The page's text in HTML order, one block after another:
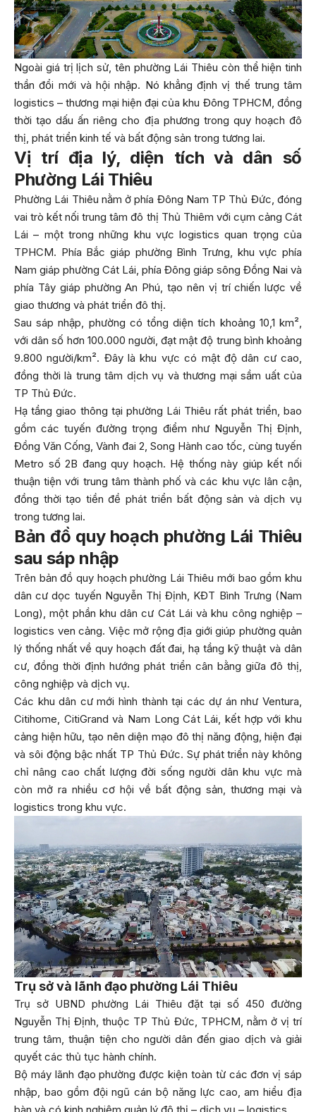
Ngoài giá trị lịch sử, tên phường Lái Thiêu còn thể hiện tinh
thần đổi mới và hội nhập. Nó khẳng định vị thế trung tâm
logistics – thương mại hiện đại của khu Đông TPHCM, đồng
thời tạo dấu ấn riêng cho địa phương trong quy hoạch đô
thị, phát triển kinh tế và bất động sản trong tương lai.
Vị trí địa lý, diện tích và dân số
Phường Lái Thiêu
Phường Lái Thiêu nằm ở phía Đông Nam TP Thủ Đức, đóng
vai trò kết nối trung tâm đô thị Thủ Thiêm với cụm cảng Cát
Lái – một trong những khu vực logistics quan trọng của
TPHCM. Phía Bắc giáp phường Bình Trưng, khu vực phía
Nam giáp phường Cát Lái, phía Đông giáp sông Đồng Nai và
phía Tây giáp phường An Phú, tạo nên vị trí chiến lược về
giao thương và phát triển đô thị.
Sau sáp nhập, phường có tổng diện tích khoảng 10,1 km²,
với dân số hơn 100.000 người, đạt mật độ trung bình khoảng
9.800 người/km². Đây là khu vực có mật độ dân cư cao,
đồng thời là trung tâm dịch vụ và thương mại sầm uất của
TP Thủ Đức.
Hạ tầng giao thông tại phường Lái Thiêu rất phát triển, bao
gồm các tuyến đường trọng điểm như Nguyễn Thị Định,
Đồng Văn Cống, Vành đai 2, Song Hành cao tốc, cùng tuyến
Metro số 2B đang quy hoạch. Hệ thống này giúp kết nối
thuận tiện với trung tâm thành phố và các khu vực lân cận,
đồng thời tạo tiền đề phát triển bất động sản và dịch vụ
trong tương lai.
Bản đồ quy hoạch phường Lái Thiêu
sau sáp nhập
Trên bản đồ quy hoạch phường Lái Thiêu mới bao gồm khu
dân cư dọc tuyến Nguyễn Thị Định, KĐT Bình Trưng (Nam
Long), một phần khu dân cư Cát Lái và khu công nghiệp –
logistics ven cảng. Việc mở rộng địa giới giúp phường quản
lý thống nhất về quy hoạch đất đai, hạ tầng kỹ thuật và dân
cư, đồng thời định hướng phát triển cân bằng giữa đô thị,
công nghiệp và dịch vụ.
Các khu dân cư mới hình thành tại các dự án như Ventura,
Citihome, CitiGrand và Nam Long Cát Lái, kết hợp với khu
cảng hiện hữu, tạo nên diện mạo đô thị năng động, hiện đại
và sôi động bậc nhất TP Thủ Đức. Sự phát triển này không
chỉ nâng cao chất lượng đời sống người dân khu vực mà
còn mở ra nhiều cơ hội về bất động sản, thương mại và
logistics trong khu vực.
Trụ sở và lãnh đạo phường Lái Thiêu
Trụ sở UBND phường Lái Thiêu đặt tại số 450 đường
Nguyễn Thị Định, thuộc TP Thủ Đức, TPHCM, nằm ở vị trí
trung tâm, thuận tiện cho người dân đến giao dịch và giải
quyết các thủ tục hành chính.
Bộ máy lãnh đạo phường được kiện toàn từ các đơn vị sáp
nhập, bao gồm đội ngũ cán bộ năng lực cao, am hiểu địa